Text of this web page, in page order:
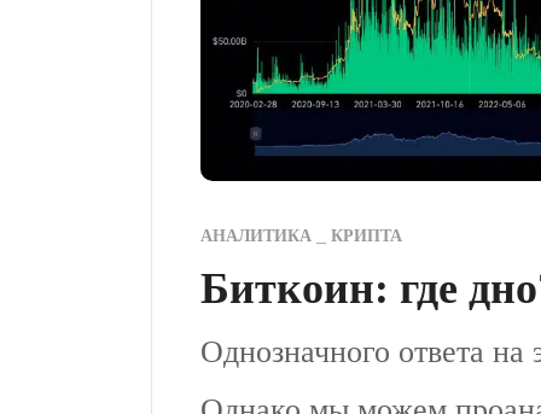
АНАЛИТИКА КРИПТА
Биткоин: где
Однозначного ответа на